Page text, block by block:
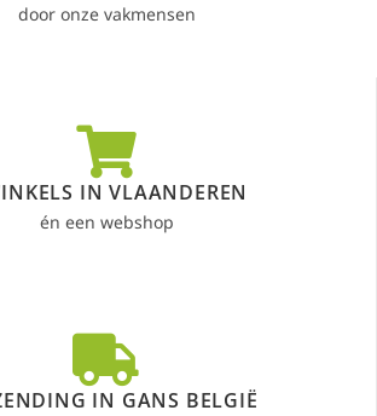
door onze vakmensen
IN VLAANDEREN
én een webshop
IN GANS BELGIË